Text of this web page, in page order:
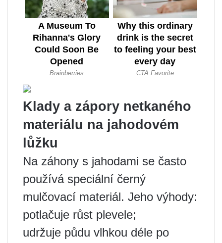
Klady a zápory netkaného
materiálu na jahodovém
lůžku
Na záhony s jahodami se často
používá speciální černý
mulčovací materiál. Jeho výhody:
potlačuje růst plevele;
udržuje půdu vlhkou déle po